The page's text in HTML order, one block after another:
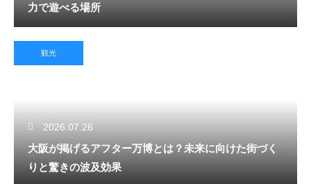
力で遊べる場所
観光
2026.07.26
大阪が掲げるアフター万博とは？未来に向けた街づく
りと驚きの波及効果